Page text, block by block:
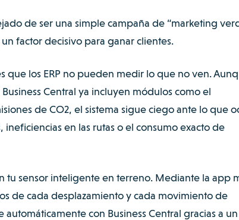
de ser una simple campaña de “marketing
factor decisivo para ganar clientes.
que los ERP no pueden medir lo que no ven.
Central ya incluyen módulos como el
de CO2, el sistema sigue ciego ante lo que
en las rutas o el consumo exacto de
tu sensor inteligente en terreno. Mediante la app
de cada desplazamiento y cada movimiento de
con Business Central gracias a un